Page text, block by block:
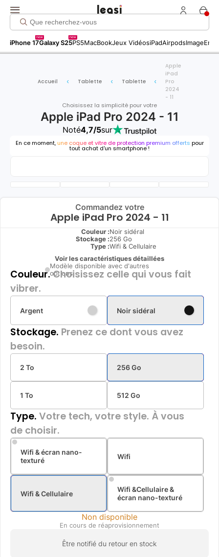
iPhone 17
new
Galaxy S25
new
PS5MacBookJeux VidéosiPadAirpodsImage
Accueil Tablette Tablette
Apple
iPad
Pro
2024
- 11
Choisissez la simplicité pour votre
Apple iPad Pro 2024 - 11
Noté4,7/5sur
En ce moment, une coque et vitre de protection premium offerts pour
tout achat d'un smartphone !
Commandez votre
Apple iPad Pro 2024 - 11
Couleur :Noir sidéral
Stockage :256 Go
Type :Wifi & Cellulaire
Voir les caractéristiques détaillées
Modèle disponible avec d'autres
options
Couleur.Choisissez celle qui vous fait
vibrer.
Argent Noir sidéral
Stockage. Prenez ce dont vous avez
besoin.
2 To 256 Go
1 To 512 Go
Type. Votre tech, votre style. À vous
de choisir.
Wifi & écran nano-
texturé
Wifi
Wifi & Cellulaire
Wifi &Cellulaire &
écran nano-texturé
Non disponible
En cours de réaprovisionnement
Être notifié du retour en stock